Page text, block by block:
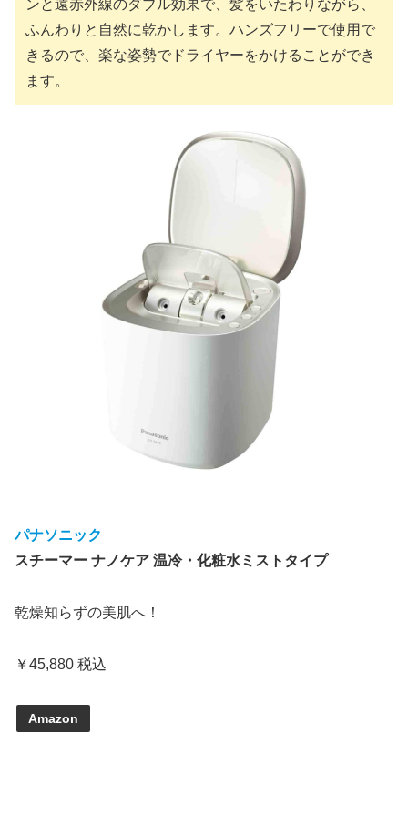
ンと遠赤外線のダブル効果で、髪をいたわりながら、
ふんわりと自然に乾かします。ハンズフリーで使用で
きるので、楽な姿勢でドライヤーをかけることができ
ます。
パナソニック
スチーマー ナノケア 温冷・化粧水ミストタイプ
乾燥知らずの美肌へ！
￥45,880 税込
Amazon